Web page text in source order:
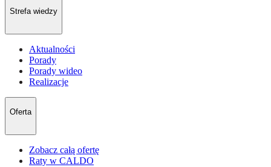
Strefa wiedzy
Aktualności
Porady
Porady wideo
Realizacje
Oferta
Zobacz całą ofertę
Raty w CALDO